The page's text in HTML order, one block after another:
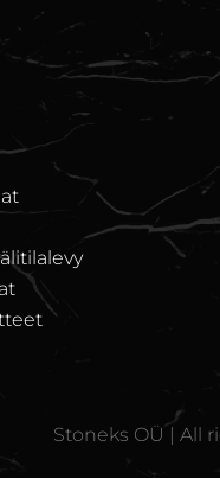
Stoneks OÜ | All